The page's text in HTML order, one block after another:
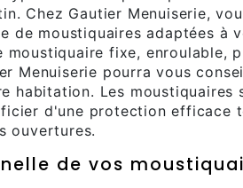
Chez Gautier Menuiserie,
de moustiquaires adaptées à
moustiquaire fixe, enroulable,
Menuiserie pourra vous
habitation. Les moustiquaires
d'une protection efficace
ouvertures.
de vos